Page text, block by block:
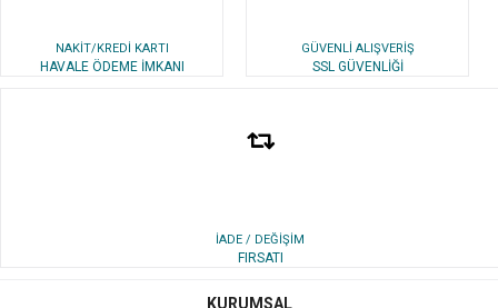
NAKİT/KREDİ KARTI
HAVALE ÖDEME İMKANI
GÜVENLİ ALIŞVERİŞ
SSL GÜVENLİĞİ
İADE / DEĞİŞİM
FIRSATI
KURUMSAL